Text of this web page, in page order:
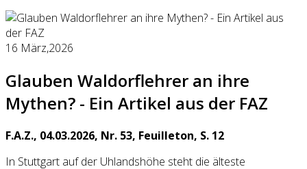
16 März,2026
Glauben Waldorflehrer an ihre
Mythen? - Ein Artikel aus der FAZ
F.A.Z., 04.03.2026, Nr. 53, Feuilleton, S. 12
In Stuttgart auf der Uhlandshöhe steht die älteste